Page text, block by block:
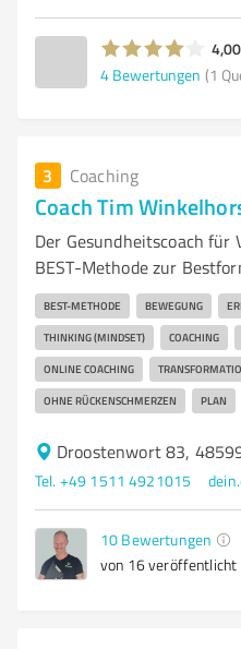
4 Bewertungen (1
3 Coaching
Coach Tim
Der Gesundheitscoach
BEST-Methode zur
BEST-METHODE BEWEGUNG
THINKING (MINDSET) COACHING
ONLINE COACHING
OHNE RÜCKENSCHMERZEN PLAN
Droostenwort 83,
Tel. +49 1511 4921015
10 Bewertungen
von 16 veröffentlicht